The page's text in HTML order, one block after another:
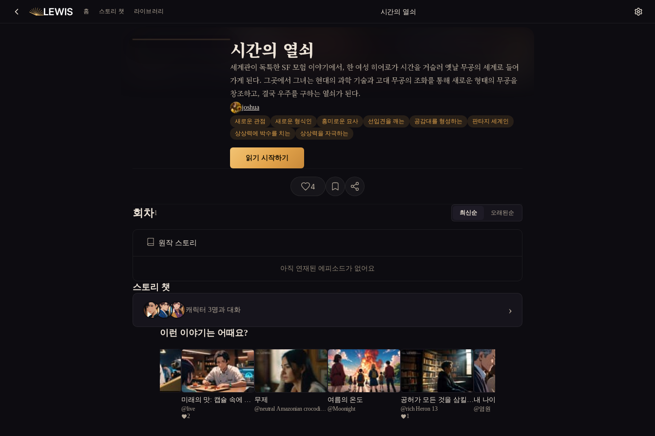
홈 스토리 챗 라이브러리 시간의 열쇠
시간의 열쇠
세계관이 독특한 SF 모험 이야기에서, 한 여성 히어로가 시간을 거슬러 옛날 무공의 세계로 들어
가게 된다. 그곳에서 그녀는 현대의 과학 기술과 고대 무공의 조화를 통해 새로운 형태의 무공을
창조하고, 결국 우주를 구하는 열쇠가 된다.
joshua
새로운 관점 새로운 형식인 흥미로운 묘사 선입견을 깨는 공감대를 형성하는
판타지 세계인
상상력에 박수를 치는
상상력을 자극하는
읽기 시작하기
4
회차1 최신순 오래된순
원작 스토리
아직 연재된 에피소드가 없어요
스토리 챗
캐릭터 3명과 대화 ›
이런 이야기는 어때요?
미래의 맛: 캡슐 속에 잊
혀진 온기
@live
2
무제
@neutral Amazonian crocodile
여름의 온도
@Moonight
공허가 모든 것을 삼킬
때
@rich Heron 13
1
내 나이 곧 80, 침착맨과
기안84 기술없이 못살
@염원